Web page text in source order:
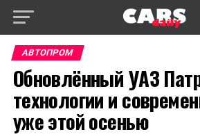
АВТОПРОМ
Обновлённый УАЗ
технологии и
уже этой осенью